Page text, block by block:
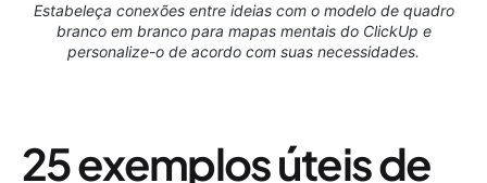
Estabeleça conexões entre ideias com o modelo de quadro
branco em branco para mapas mentais do ClickUp e
personalize-o de acordo com suas necessidades.
25 exemplos úteis de